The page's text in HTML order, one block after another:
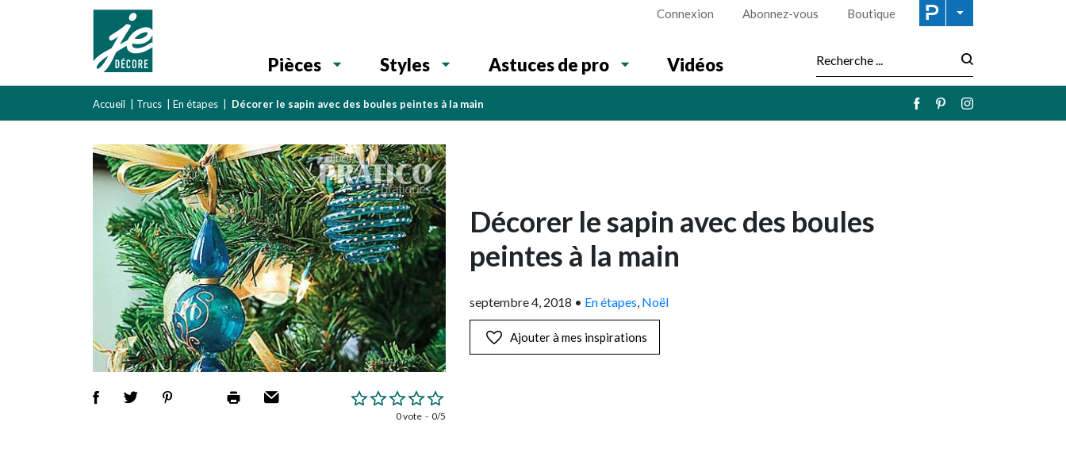
Connexion Abonnez-vous Boutique
Pièces Styles Astuces de pro Vidéos
Accueil Trucs En étapes Décorer le sapin avec des boules peintes à la main
0 vote 0/5
Décorer le sapin avec des boules
peintes à la main
septembre 4, 2018 • En étapes, Noël
Ajouter à mes inspirations